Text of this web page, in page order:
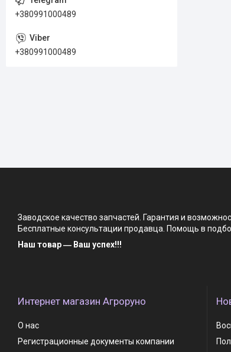
+380991000489
+380991000489
Заводское качество запчастей. Гарантия и
Бесплатные консультации продавца. Помощь в
Наш товар ― Ваш успех!!!
Интернет магазин Агроруно
О нас
Регистрационные документы компании